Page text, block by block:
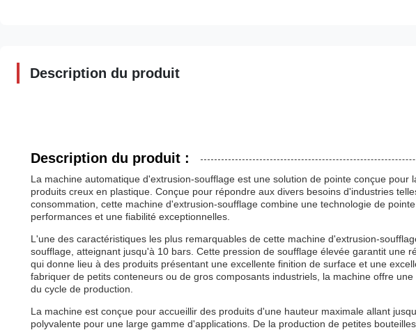
Description du produit
Description du produit :
La machine automatique d'extrusion-soufflage est une solution de pointe conçue pour
produits creux en plastique. Conçue pour répondre aux divers besoins d'industries
consommation, cette machine d'extrusion-soufflage combine une technologie de
performances et une fiabilité exceptionnelles.
L'une des caractéristiques les plus remarquables de cette machine d'extrusion-
soufflage, atteignant jusqu'à 10 bars. Cette pression de soufflage élevée garantit une
qui donne lieu à des produits présentant une excellente finition de surface et une
fabriquer de petits conteneurs ou de gros composants industriels, la machine offre
du cycle de production.
La machine est conçue pour accueillir des produits d'une hauteur maximale allant
polyvalente pour une large gamme d'applications. De la production de petites